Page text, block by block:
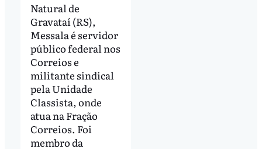
Natural de
Gravataí (RS),
Messala é servidor
público federal nos
Correios e
militante sindical
pela Unidade
Classista, onde
atua na Fração
Correios. Foi
membro da